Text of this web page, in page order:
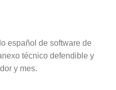
español de software de
técnico defendible y
y mes.